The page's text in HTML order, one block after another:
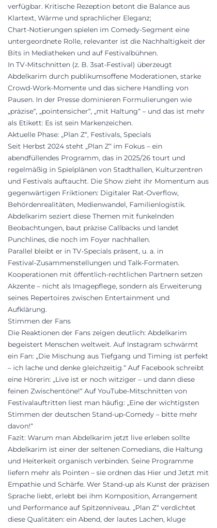
verfügbar. Kritische Rezeption betont die Balance aus
Klartext, Wärme und sprachlicher Eleganz;
Chart‑Notierungen spielen im Comedy‑Segment eine
untergeordnete Rolle, relevanter ist die Nachhaltigkeit der
Bits in Mediatheken und auf Festivalbühnen.
In TV‑Mitschnitten (z. B. 3sat‑Festival) überzeugt
Abdelkarim durch publikumsoffene Moderationen, starke
Crowd‑Work‑Momente und das sichere Handling von
Pausen. In der Presse dominieren Formulierungen wie
„präzise“, „pointensicher“, „mit Haltung“ – und das ist mehr
als Etikett: Es ist sein Markenzeichen.
Aktuelle Phase: „Plan Z“, Festivals, Specials
Seit Herbst 2024 steht „Plan Z“ im Fokus – ein
abendfüllendes Programm, das in 2025/26 tourt und
regelmäßig in Spielplänen von Stadthallen, Kulturzentren
und Festivals auftaucht. Die Show zieht ihr Momentum aus
gegenwärtigen Friktionen: Digitaler Rat‑Overflow,
Behördenrealitäten, Medienwandel, Familienlogistik.
Abdelkarim seziert diese Themen mit funkelnden
Beobachtungen, baut präzise Callbacks und landet
Punchlines, die noch im Foyer nachhallen.
Parallel bleibt er in TV‑Specials präsent, u. a. in
Festival‑Zusammenstellungen und Talk‑Formaten.
Kooperationen mit öffentlich‑rechtlichen Partnern setzen
Akzente – nicht als Imagepflege, sondern als Erweiterung
seines Repertoires zwischen Entertainment und
Aufklärung.
Stimmen der Fans
Die Reaktionen der Fans zeigen deutlich: Abdelkarim
begeistert Menschen weltweit. Auf Instagram schwärmt
ein Fan: „Die Mischung aus Tiefgang und Timing ist perfekt
– ich lache und denke gleichzeitig.“ Auf Facebook schreibt
eine Hörerin: „Live ist er noch witziger – und dann diese
feinen Zwischentöne!“ Auf YouTube‑Mitschnitten von
Festivalauftritten liest man häufig: „Eine der wichtigsten
Stimmen der deutschen Stand‑up‑Comedy – bitte mehr
davon!“
Fazit: Warum man Abdelkarim jetzt live erleben sollte
Abdelkarim ist einer der seltenen Comedians, die Haltung
und Heiterkeit organisch verbinden. Seine Programme
liefern mehr als Pointen – sie ordnen das Hier und Jetzt mit
Empathie und Schärfe. Wer Stand‑up als Kunst der präzisen
Sprache liebt, erlebt bei ihm Komposition, Arrangement
und Performance auf Spitzenniveau. „Plan Z“ verdichtet
diese Qualitäten: ein Abend, der lautes Lachen, kluge